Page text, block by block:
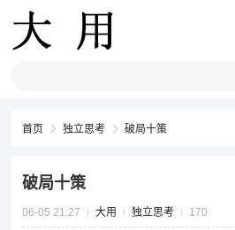
首页 独立思考 破局十策
破局十策
06-05 21:27 大用 独立思考 170